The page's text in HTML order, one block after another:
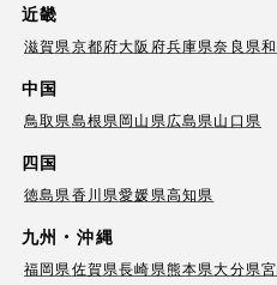
近畿
滋賀県京都府大阪府兵庫県奈良県
中国
鳥取県島根県岡山県広島県山口県
四国
徳島県香川県愛媛県高知県
九州・沖縄
福岡県佐賀県長崎県熊本県大分県